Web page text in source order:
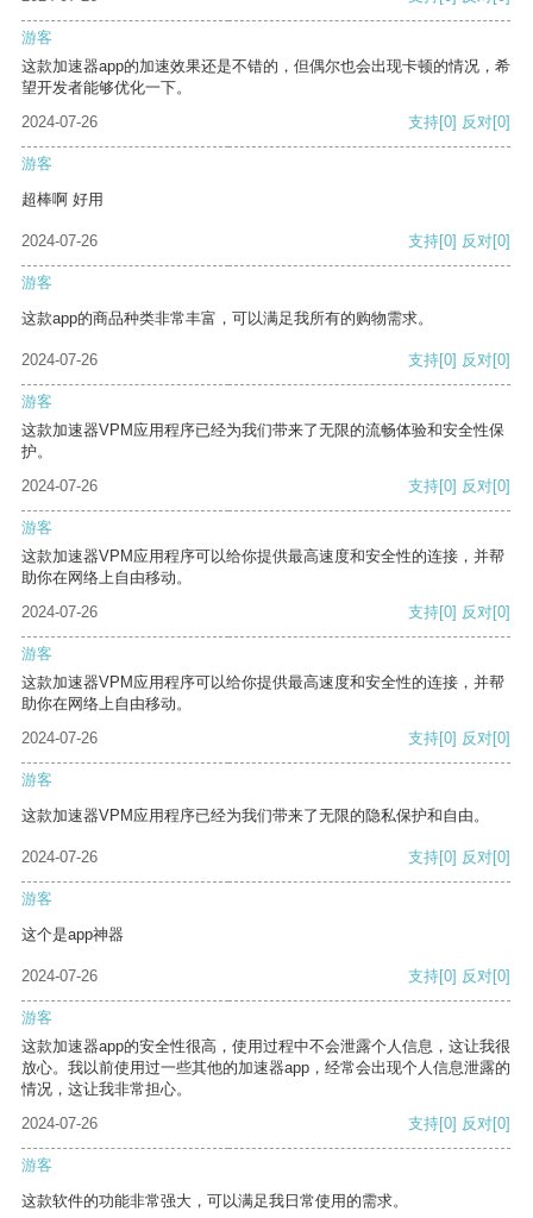
游客
这款加速器app的加速效果还是不错的，但偶尔也会出现卡顿的情况，希
望开发者能够优化一下。
2024-07-26
支持[0] 反对[0]
游客
超棒啊 好用
2024-07-26 支持[0] 反对[0]
游客
这款app的商品种类非常丰富，可以满足我所有的购物需求。
2024-07-26 支持[0] 反对[0]
游客
这款加速器VPM应用程序已经为我们带来了无限的流畅体验和安全性保
护。
2024-07-26
支持[0] 反对[0]
游客
这款加速器VPM应用程序可以给你提供最高速度和安全性的连接，并帮
助你在网络上自由移动。
2024-07-26
支持[0] 反对[0]
游客
这款加速器VPM应用程序可以给你提供最高速度和安全性的连接，并帮
助你在网络上自由移动。
2024-07-26
支持[0] 反对[0]
游客
这款加速器VPM应用程序已经为我们带来了无限的隐私保护和自由。
2024-07-26 支持[0] 反对[0]
游客
这个是app神器
2024-07-26 支持[0] 反对[0]
游客
这款加速器app的安全性很高，使用过程中不会泄露个人信息，这让我很
放心。我以前使用过一些其他的加速器app，经常会出现个人信息泄露的
情况，这让我非常担心。
2024-07-26
支持[0] 反对[0]
游客
这款软件的功能非常强大，可以满足我日常使用的需求。